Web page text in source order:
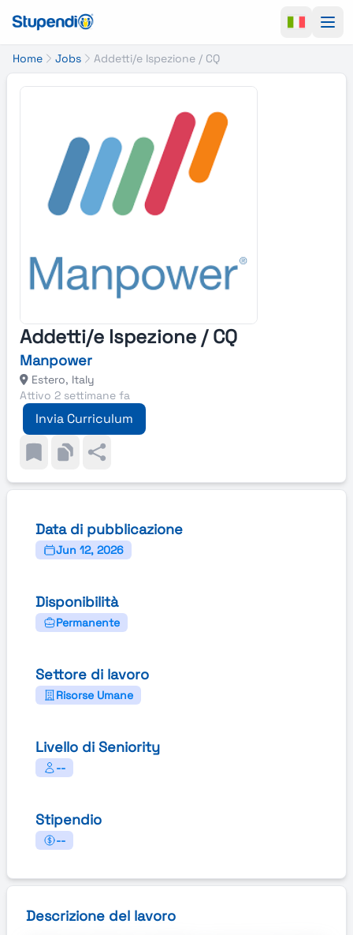
Home Jobs Addetti/e Ispezione / CQ
Addetti/e Ispezione / CQ
Manpower
Estero, Italy
Attivo 2 settimane fa
Invia Curriculum
Data di pubblicazione
Jun 12, 2026
Disponibilità
Permanente
Settore di lavoro
Risorse Umane
Livello di Seniority
--
Stipendio
--
Descrizione del lavoro